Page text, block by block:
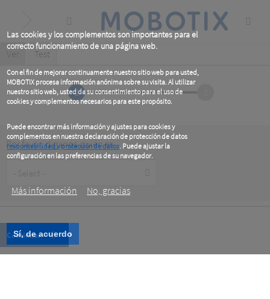
Las cookies y los complementos son importantes para el
correcto funcionamiento de una página web.
Con el fin de mejorar continuamente nuestro sitio web para usted,
MOBOTIX procesa información anónima sobre su visita. Al utilizar
nuestro sitio web, usted da su consentimiento para el uso de
cookies y complementos necesarios para este propósito.
Puede encontrar más información y ajustes para cookies y
complementos en nuestra declaración de protección de datos
responsabilidad y protección de datos. Puede ajustar la
configuración en las preferencias de su navegador.
Más información
No, gracias
Sí, de acuerdo
content
Primary
tabs
Ver (active
Test
1
Por favor, diganos quién es
Type